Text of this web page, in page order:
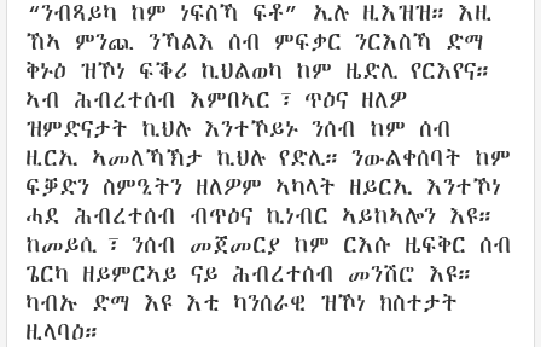
“ንብጻይካ ከም ነፍስኻ ፍቶ” ኢሉ ዚእዝዝ። እዚ
ኸኣ ምንጪ ንኻልእ ሰብ ምፍቃር ንርእስኻ ድማ
ቅኑዕ ዝኾነ ፍቕሪ ኪህልወካ ከም ዜድሊ የርእየና።
ኣብ ሕብረተሰብ እምበኣር፣ ጥዕና ዘለዎ
ዝምድናታት ኪህሉ እንተኾይኑ ንሰብ ከም ሰብ
ዚርኢ ኣመለኻኽታ ኪህሉ የድሊ። ንውልቀሰባት ከም
ፍቓድን ስምዒትን ዘለዎም ኣካላት ዘይርኢ እንተኾነ
ሓደ ሕብረተሰብ ብጥዕና ኪነብር ኣይከኣሎን እዩ።
ከመይሲ፣ ንሰብ መጀመርያ ከም ርእሱ ዜፍቅር ሰብ
ጌርካ ዘይምርኣይ ናይ ሕብረተሰብ መንሽሮ እዩ።
ካብኡ ድማ እዩ እቲ ካንሰራዊ ዝኾነ ክስተታት
ዚላባዕ።